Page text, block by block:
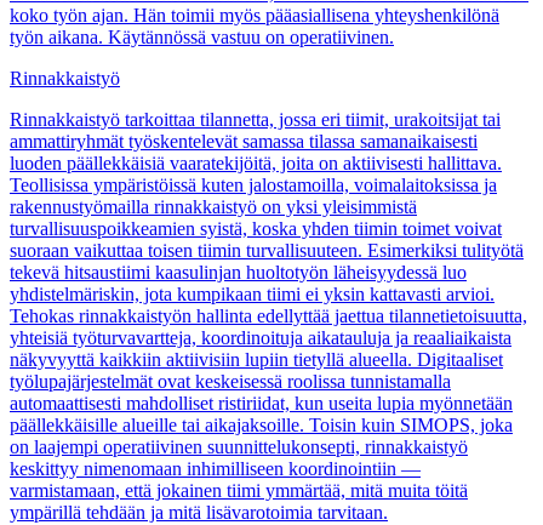
koko työn ajan. Hän toimii myös pääasiallisena yhteyshenkilönä
työn aikana. Käytännössä vastuu on operatiivinen.
Rinnakkaistyö
Rinnakkaistyö tarkoittaa tilannetta, jossa eri tiimit, urakoitsijat tai
ammattiryhmät työskentelevät samassa tilassa samanaikaisesti
luoden päällekkäisiä vaaratekijöitä, joita on aktiivisesti hallittava.
Teollisissa ympäristöissä kuten jalostamoilla, voimalaitoksissa ja
rakennustyömailla rinnakkaistyö on yksi yleisimmistä
turvallisuuspoikkeamien syistä, koska yhden tiimin toimet voivat
suoraan vaikuttaa toisen tiimin turvallisuuteen. Esimerkiksi tulityötä
tekevä hitsaustiimi kaasulinjan huoltotyön läheisyydessä luo
yhdistelmäriskin, jota kumpikaan tiimi ei yksin kattavasti arvioi.
Tehokas rinnakkaistyön hallinta edellyttää jaettua tilannetietoisuutta,
yhteisiä työturvavartteja, koordinoituja aikatauluja ja reaaliaikaista
näkyvyyttä kaikkiin aktiivisiin lupiin tietyllä alueella. Digitaaliset
työlupajärjestelmät ovat keskeisessä roolissa tunnistamalla
automaattisesti mahdolliset ristiriidat, kun useita lupia myönnetään
päällekkäisille alueille tai aikajaksoille. Toisin kuin SIMOPS, joka
on laajempi operatiivinen suunnittelukonsepti, rinnakkaistyö
keskittyy nimenomaan inhimilliseen koordinointiin —
varmistamaan, että jokainen tiimi ymmärtää, mitä muita töitä
ympärillä tehdään ja mitä lisävarotoimia tarvitaan.